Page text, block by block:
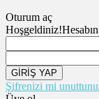
Oturum aç
Hoşgeldiniz!
Şifrenizi mi